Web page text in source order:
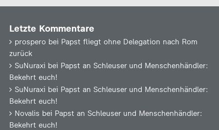
Letzte Kommentare
prospero bei Papst fliegt ohne Delegation nach Rom
zurück
SuNuraxi bei Papst an Schleuser und Menschenhändler:
Bekehrt euch!
SuNuraxi bei Papst an Schleuser und Menschenhändler:
Bekehrt euch!
Novalis bei Papst an Schleuser und Menschenhändler:
Bekehrt euch!